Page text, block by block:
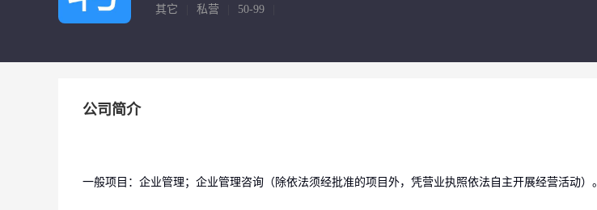
其它 私营 50-99
公司简介
一般项目：企业管理；企业管理咨询（除依法须经批准的项目外，凭营业执照依法自主开展经营活动）。